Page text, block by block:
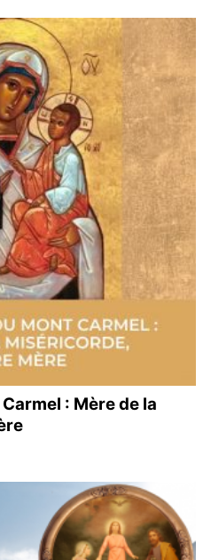
: Mère de la